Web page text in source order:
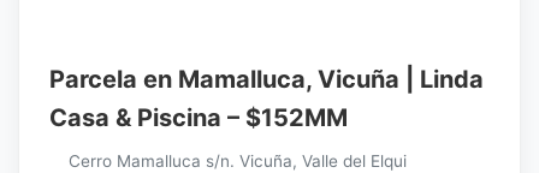
Parcela en Mamalluca, Vicuña | Linda
Casa & Piscina – $152MM
Cerro Mamalluca s/n. Vicuña, Valle del Elqui